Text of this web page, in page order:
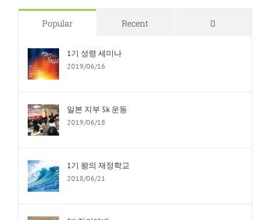
Popular Recent
1기 성령 세미나
2019/06/16
일본 지부 5k 운동
2019/06/18
1기 왕의 재정학교
2018/06/21